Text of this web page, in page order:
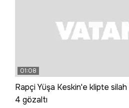
01:08
Rapçi Yüşa Keskin'e klipte
4 gözaltı